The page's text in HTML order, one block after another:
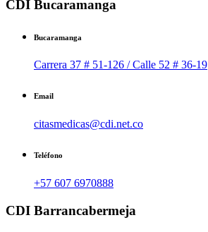
CDI Bucaramanga
Bucaramanga
Carrera 37 # 51-126 / Calle 52 # 36-19
Email
citasmedicas@cdi.net.co
Teléfono
+57 607 6970888
CDI Barrancabermeja